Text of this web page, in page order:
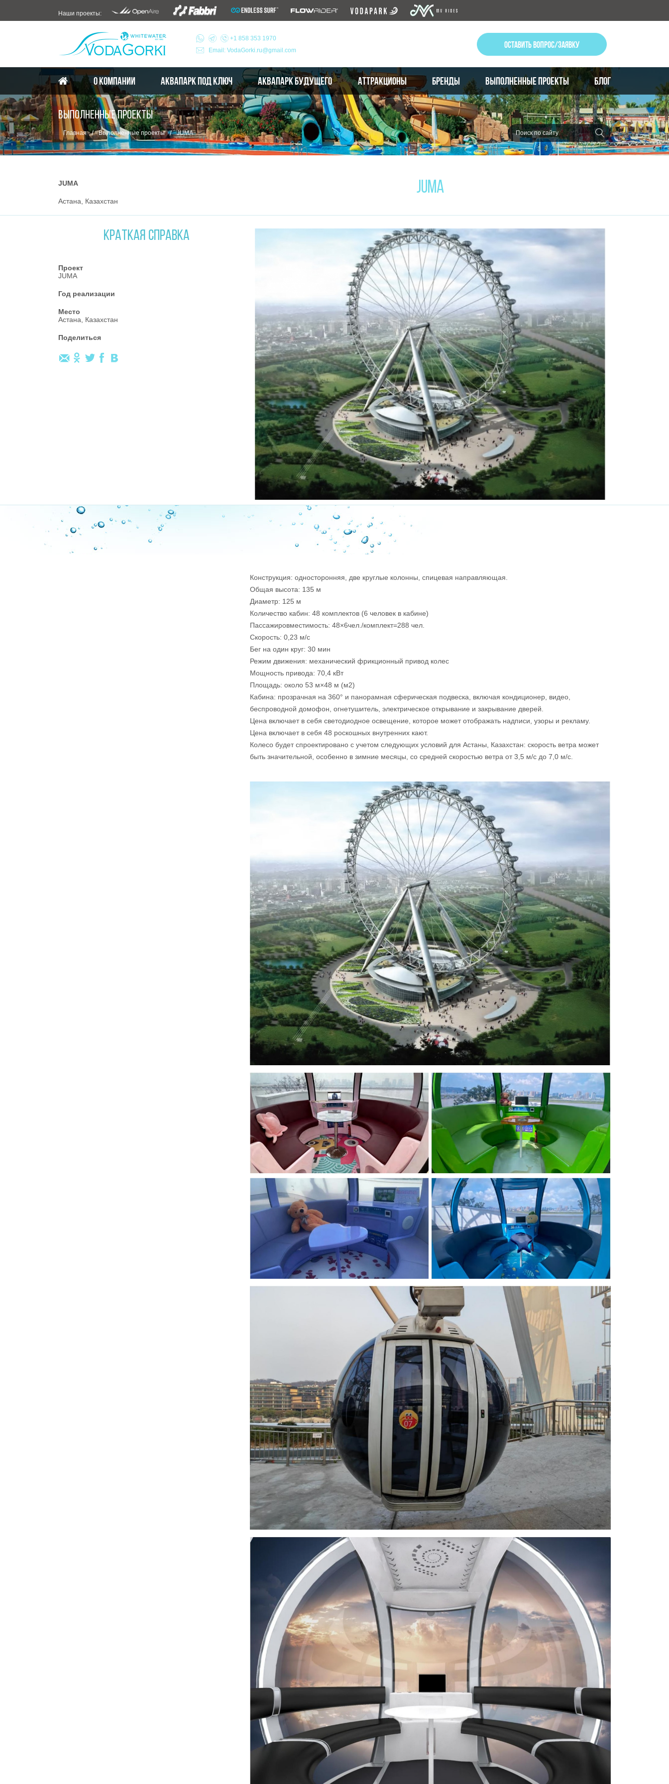
Наши проекты:
+1 858 353 1970
Email: VodaGorki.ru@gmail.com
ОСТАВИТЬ ВОПРОС/ЗАЯВКУ
О КОМПАНИИ АКВАПАРК ПОД КЛЮЧ АКВАПАРК БУДУЩЕГО АТТРАКЦИОНЫ БРЕНДЫ ВЫПОЛНЕННЫЕ ПРОЕКТЫ БЛОГ
ВЫПОЛНЕННЫЕ ПРОЕКТЫ
Главная / Выполненные проекты / JUMA
JUMA
Астана, Казахстан
JUMA
КРАТКАЯ СПРАВКА
Проект
JUMA
Год реализации
Место
Астана, Казахстан
Поделиться
Конструкция: односторонняя, две круглые колонны, спицевая направляющая.
Общая высота: 135 м
Диаметр: 125 м
Количество кабин: 48 комплектов (6 человек в кабине)
Пассажировместимость: 48×6чел./комплект=288 чел.
Скорость: 0,23 м/с
Бег на один круг: 30 мин
Режим движения: механический фрикционный привод колес
Мощность привода: 70,4 кВт
Площадь: около 53 м×48 м (м2)
Кабина: прозрачная на 360° и панорамная сферическая подвеска, включая кондиционер, видео,
беспроводной домофон, огнетушитель, электрическое открывание и закрывание дверей.
Цена включает в себя светодиодное освещение, которое может отображать надписи, узоры и рекламу.
Цена включает в себя 48 роскошных внутренних кают.
Колесо будет спроектировано с учетом следующих условий для Астаны, Казахстан: скорость ветра может
быть значительной, особенно в зимние месяцы, со средней скоростью ветра от 3,5 м/с до 7,0 м/с.